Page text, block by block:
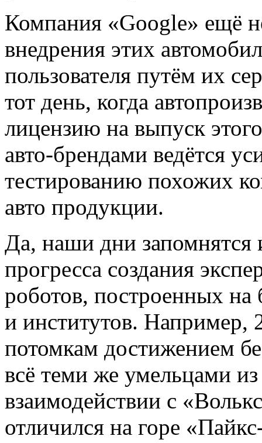
Компания «Google» ещё
внедрения этих
пользователя путём их
тот день, когда
лицензию на выпуск
авто-брендами ведётся
тестированию похожих
авто продукции.
Да, наши дни запомнятся
прогресса создания
роботов, построенных на
и институтов. Например,
потомкам достижением
всё теми же умельцами
взаимодействии с
отличился на горе